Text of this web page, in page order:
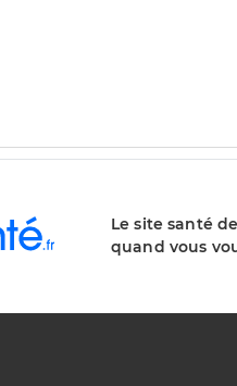
Le site santé
quand vous